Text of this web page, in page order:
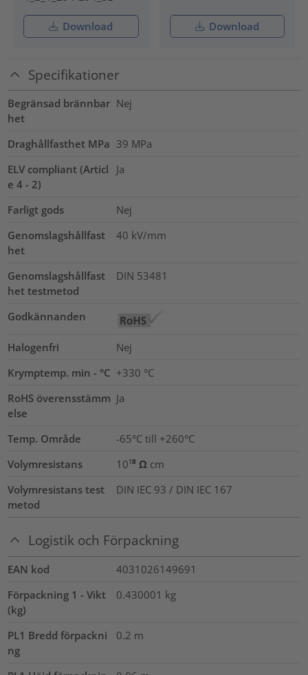
Download Download
Specifikationer
Begränsad brännbar
het
Nej
Draghållfasthet MPa 39 MPa
ELV compliant (Articl
e 4 - 2)
Ja
Farligt gods
Nej
Genomslagshållfast
het
40 kV/mm
Genomslagshållfast
het testmetod
DIN 53481
Godkännanden
Halogenfri
Nej
Krymptemp. min - °C +330 °C
RoHS överensstämm
else
Ja
Temp. Område
-65°C till +260°C
Volymresistans
10¹⁸ Ω cm
Volymresistans test
metod
DIN IEC 93 / DIN IEC 167
Logistik och Förpackning
EAN kod
4031026149691
Förpackning 1 - Vikt
(kg)
0.430001 kg
PL1 Bredd förpackni
ng
0.2 m